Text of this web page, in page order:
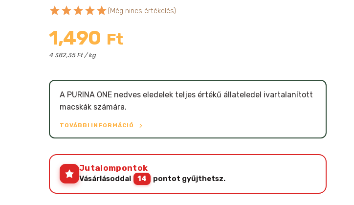
starstarstarstarstar(Még nincs értékelés)
1,490 Ft
4 382,35 Ft / kg
A PURINA ONE nedves eledelek teljes értékű állateledel ivartalanított
macskák számára.
TOVÁBBI INFORMÁCIÓ
Jutalompontok
Vásárlásoddal 14 pontot gyűjthetsz.